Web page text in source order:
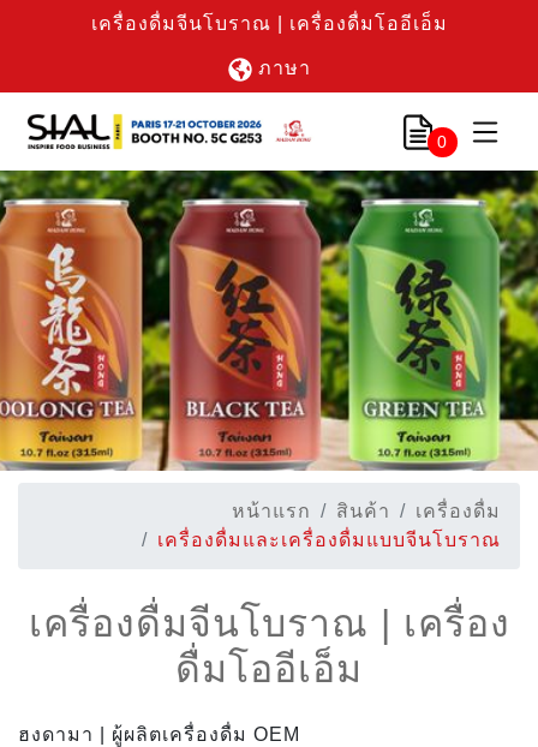
เครื่องดื่มจีนโบราณ | เครื่องดื่มโออีเอ็ม
ภาษา
0
หน้าแรก สินค้า
เครื่องดื่ม
เครื่องดื่มและเครื่องดื่มแบบจีนโบราณ
เครื่องดื่มจีนโบราณ | เครื่อง
ดื่มโออีเอ็ม
ฮงดามา | ผู้ผลิตเครื่องดื่ม OEM